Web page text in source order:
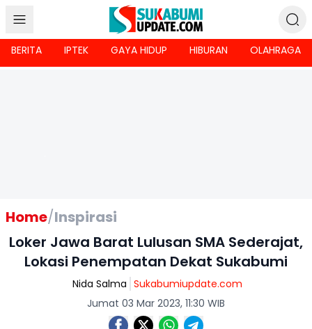
BERITA IPTEK GAYA HIDUP HIBURAN OLAHRAGA
Home/Inspirasi
Loker Jawa Barat Lulusan SMA Sederajat,
Lokasi Penempatan Dekat Sukabumi
Nida Salma Sukabumiupdate.com
Jumat 03 Mar 2023, 11:30 WIB